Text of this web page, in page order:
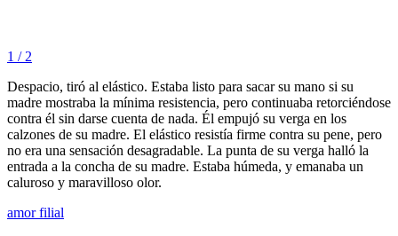
1 / 2
Despacio, tiró al elástico. Estaba listo para sacar su mano si su
madre mostraba la mínima resistencia, pero continuaba retorciéndose
contra él sin darse cuenta de nada. Él empujó su verga en los
calzones de su madre. El elástico resistía firme contra su pene, pero
no era una sensación desagradable. La punta de su verga halló la
entrada a la concha de su madre. Estaba húmeda, y emanaba un
caluroso y maravilloso olor.
amor filial